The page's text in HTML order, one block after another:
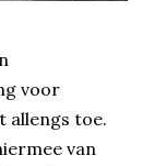
voor
allengs toe.
van